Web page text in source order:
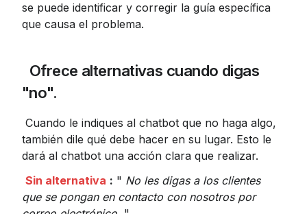
se puede identificar y corregir la guía específica
que causa el problema.
Ofrece alternativas cuando digas
"no".
también dile qué debe hacer en su lugar. Esto le
dará al chatbot una acción clara que realizar.
Sin alternativa : " No les digas a los clientes
que se pongan en contacto con nosotros por